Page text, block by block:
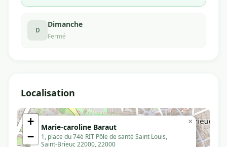
D
Dimanche
Fermé
Localisation
Marie-caroline Baraut
1, place du 74è RIT Pôle de santé Saint Louis,
Saint-Brieuc 22000, 22000
×
+
−